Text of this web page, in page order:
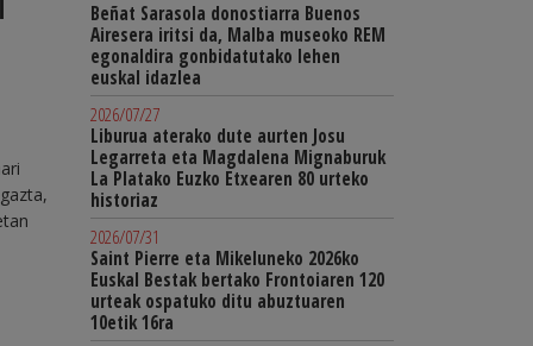
Beñat Sarasola donostiarra Buenos
Airesera iritsi da, Malba museoko REM
egonaldira gonbidatutako lehen
euskal idazlea
2026/07/27
Liburua aterako dute aurten Josu
Legarreta eta Magdalena Mignaburuk
La Platako Euzko Etxearen 80 urteko
historiaz
2026/07/31
Saint Pierre eta Mikeluneko 2026ko
Euskal Bestak bertako Frontoiaren 120
urteak ospatuko ditu abuztuaren
10etik 16ra